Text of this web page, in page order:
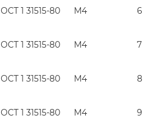
ОСТ 1 31515-80 М4 6
ОСТ 1 31515-80 М4 7
ОСТ 1 31515-80 М4 8
ОСТ 1 31515-80 М4 9